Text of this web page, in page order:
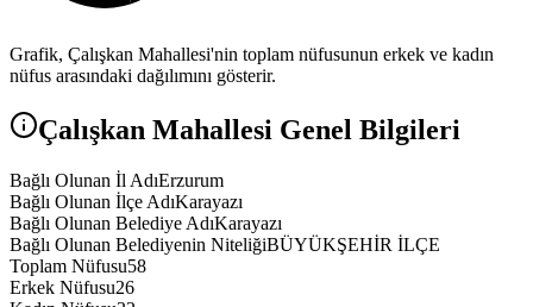
Grafik, Çalışkan Mahallesi'nin toplam nüfusunun erkek ve kadın
nüfus arasındaki dağılımını gösterir.
Çalışkan Mahallesi Genel Bilgileri
Bağlı Olunan İl AdıErzurum
Bağlı Olunan İlçe AdıKarayazı
Bağlı Olunan Belediye AdıKarayazı
Bağlı Olunan Belediyenin NiteliğiBÜYÜKŞEHİR İLÇE
Toplam Nüfusu58
Erkek Nüfusu26